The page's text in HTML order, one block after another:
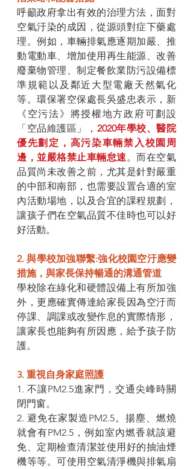
呼籲政府拿出有效的治理方法，面對
空氣汙染的成因，從源頭對症下藥處
理。例如，車輛排氣應逐期加嚴、推
動電動車、增加使用再生能源、改善
廢棄物管理、制定餐飲業防污設備標
準規範以及鄰近大型電廠天然氣化
等。環保署空保處長吳盛忠表示，新
《空污法》將授權地方政府可劃設
「空品維護區」， 2020年學校、醫院
優先劃定，高污染車輛禁入校園周
邊，並嚴格禁止車輛怠速 。而在空氣
品質尚未改善之前，尤其是針對嚴重
的中部和南部，也需要設置合適的室
內活動場地，以及合宜的課程規劃，
讓孩子們在空氣品質不佳時也可以好
好活動。
2. 與學校加強聯繫:強化校園空汙應變
措施，與家長保持暢通的溝通管道
學校除在綠化和硬體設備上有所加強
外，更應確實傳達給家長因為空汙而
停課、調課或改變作息的實際情形，
讓家長也能夠有所因應，給予孩子防
護。
3. 重視自身家庭照護
1. 不讓PM2.5進家門，交通尖峰時關
閉門窗。
2. 避免在家製造PM2.5。揚塵、燃燒
就會有PM2.5，例如室內燃香就該避
免、定期檢查清潔並使用好的抽油煙
機等等。可使用空氣清淨機與排氣扇